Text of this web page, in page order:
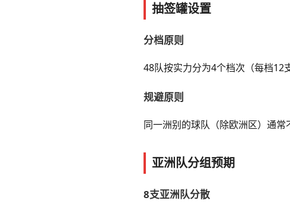
抽签罐设置
分档原则
48队按实力分为4个档次（每档12
规避原则
同一洲别的球队（除欧洲区）通常
亚洲队分组预期
8支亚洲队分散